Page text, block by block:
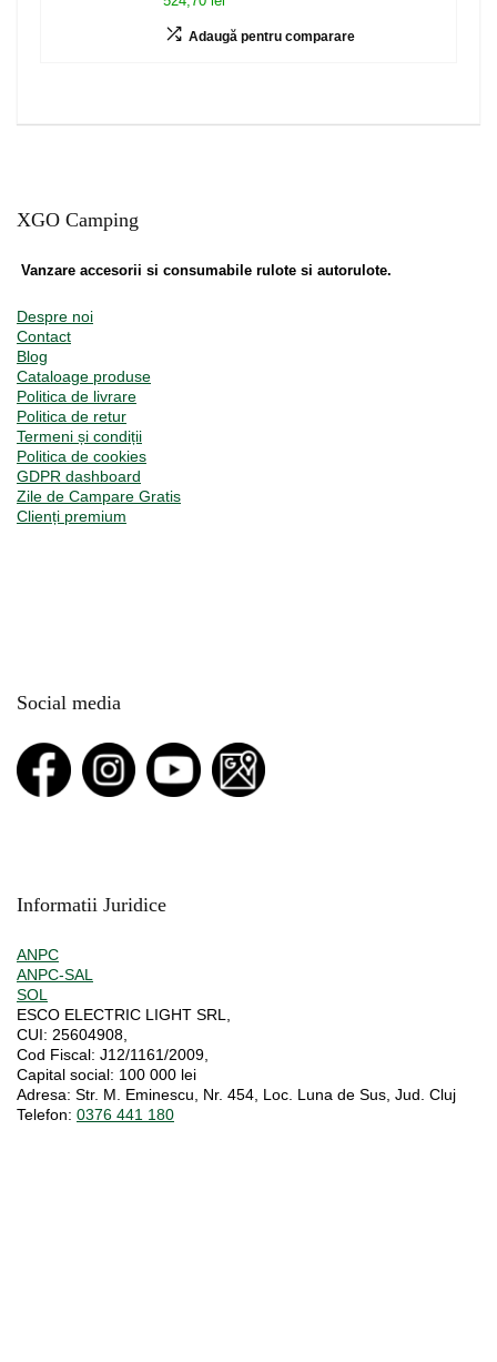
Adaugă pentru comparare
XGO Camping
Vanzare accesorii si consumabile rulote si autorulote.
Despre noi
Contact
Blog
Cataloage produse
Politica de livrare
Politica de retur
Termeni și condiții
Politica de cookies
GDPR dashboard
Zile de Campare Gratis
Clienți premium
Social media
Informatii Juridice
ANPC
ANPC-SAL
SOL
ESCO ELECTRIC LIGHT SRL,
CUI: 25604908,
Cod Fiscal: J12/1161/2009,
Capital social: 100 000 lei
Adresa: Str. M. Eminescu, Nr. 454, Loc. Luna de Sus, Jud. Cluj
Telefon: 0376 441 180